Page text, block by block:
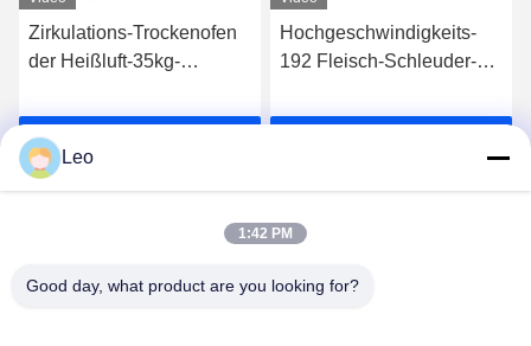
Zirkulations-Trockenofen
der Heißluft-35kg-
Trockenofen
Hochgeschwindigkeits-
192 Fleisch-Schleuder-
Nahrungsmitteltrockner
Leo
1:42 PM
Good day, what product are you looking for?